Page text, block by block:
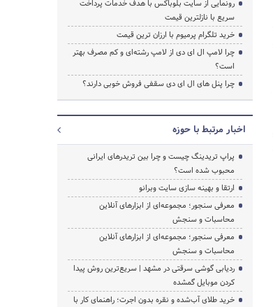
رونمایی از سایت بلوباکس با هدف خدمات پرداخت
سریع با نازلترین قیمت
خرید تلگرام پرمیوم با ارزان ترین قیمت
چرا لامپ ال ای دی از لامپ رشته‌ای و کم مصرف بهتر
است؟
چرا پنل های ال ای دی سقفی فروش خوبی دارند؟
اخبار مرتبط با حوزه
پراپ تریدینگ چیست و چرا بین تریدرهای ایرانی
محبوب شده است؟
ارتقا و بهینه سازی سایت وبرانو
معرفی سنجور؛ مجموعه‌ای از ابزارهای آنلاین
محاسبات و سنجش
معرفی سنجور؛ مجموعه‌ای از ابزارهای آنلاین
محاسبات و سنجش
ردیابی گوشی سرقتی در مشهد | سریع‌ترین روش پیدا
کردن موبایل گمشده
خرید طلای آب‌شده و نقره بدون اجرت؛ راهنمای کار با